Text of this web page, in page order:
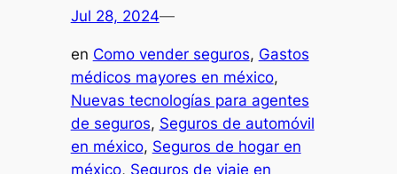
Jul 28, 2024—
en Como vender seguros, Gastos
médicos mayores en méxico
Nuevas tecnologías para agentes
de seguros, Seguros de automóvil
en méxico, Seguros de hogar en
méxico, Seguros de viaje en